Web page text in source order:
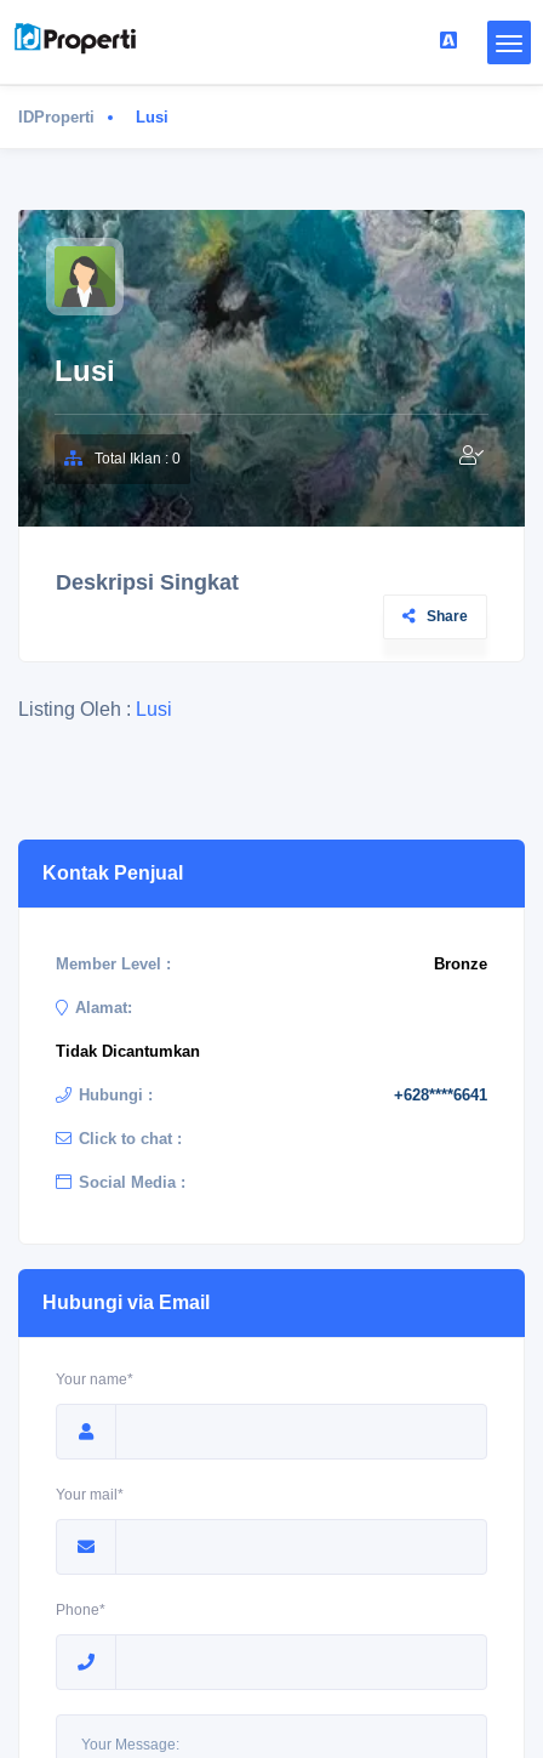
IDProperti Lusi
Lusi
Total Iklan : 0
Deskripsi Singkat
Share
Listing Oleh : Lusi
Kontak Penjual
Member Level : Bronze
Alamat:
Tidak Dicantumkan
Hubungi : +628****6641
Click to chat :
Social Media :
Hubungi via Email
Your name*
Your mail*
Phone*